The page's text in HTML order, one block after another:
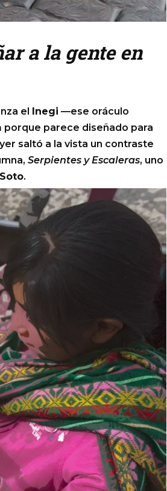
a la gente en
el Inegi —ese oráculo
porque parece diseñado para
saltó a la vista un contraste
Serpientes y Escaleras, uno
.